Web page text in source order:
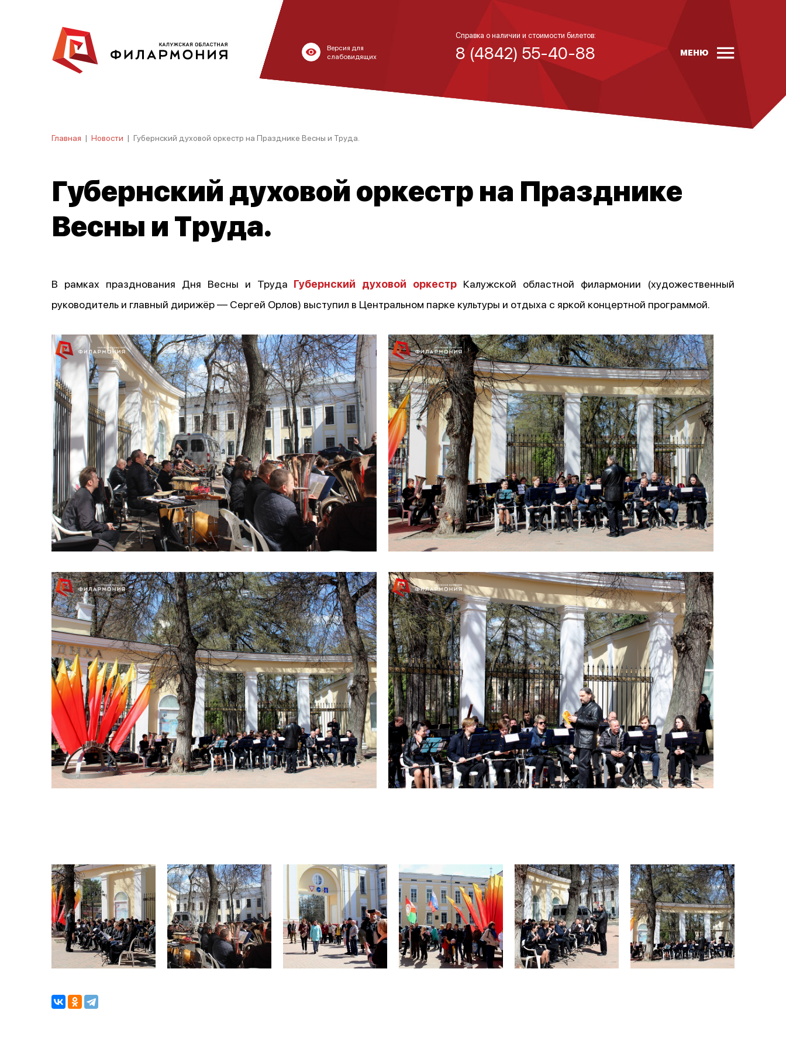
Версия для
слабовидящих
Справка о наличии и стоимости билетов:
8 (4842) 55-40-88 МЕНЮ
Главная | Новости | Губернский духовой оркестр на Празднике Весны и Труда.
Губернский духовой оркестр на Празднике
Весны и Труда.
В рамках празднования Дня Весны и Труда Губернский духовой оркестр Калужской областной филармонии (художественный
руководитель и главный дирижёр — Сергей Орлов) выступил в Центральном парке культуры и отдыха с яркой концертной программой.